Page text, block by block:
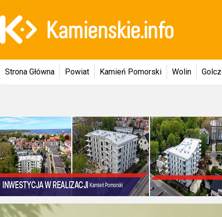
Strona Główna Powiat Kamień Pomorski Wolin